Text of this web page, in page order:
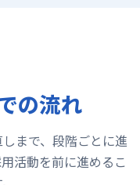
の流れ
まで、段階ごとに進
活動を前に進めるこ